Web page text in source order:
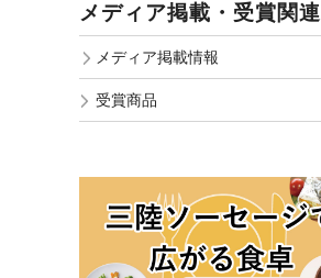
メディア掲載・受賞関連
メディア掲載情報
受賞商品